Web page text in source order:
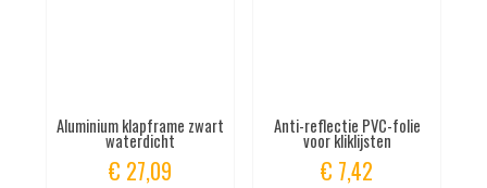
Aluminium klapframe zwart
waterdicht
€ 27,09
Anti-reflectie PVC-folie
voor kliklijsten
€ 7,42